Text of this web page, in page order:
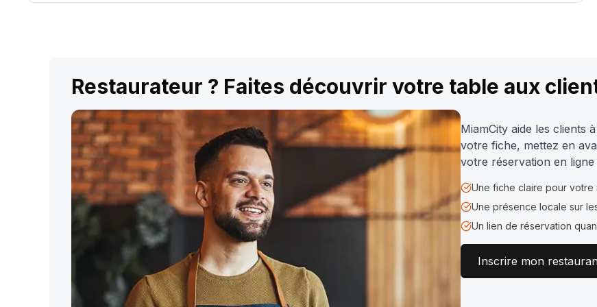
Restaurateur ? Faites découvrir votre table aux
MiamCity aide les clients
votre fiche, mettez en
votre réservation en
Une fiche claire pour votre
Une présence locale sur
Un lien de réservation
Inscrire mon